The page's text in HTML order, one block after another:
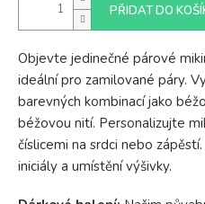
PŘIDAT DO
Objevte jedinečné párové
ideální pro zamilované páry.
barevných kombinací jako
béžovou nití. Personalizujte
číslicemi na srdci nebo
iniciály a umístění výšivky.